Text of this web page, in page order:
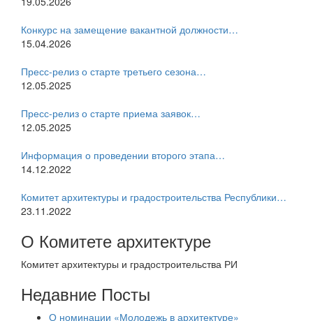
Конкурс на замещение вакантной должности…
15.04.2026
Пресс-релиз о старте третьего сезона…
12.05.2025
Пресс-релиз о старте приема заявок…
12.05.2025
Информация о проведении второго этапа…
14.12.2022
Комитет архитектуры и градостроительства Республики…
23.11.2022
О Комитете архитектуре
Комитет архитектуры и градостроительства РИ
Недавние Посты
О номинации «Молодежь в архитектуре»